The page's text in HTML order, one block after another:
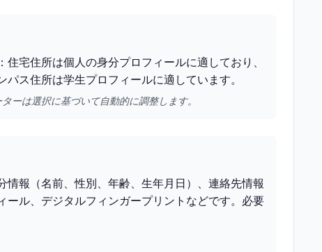
宅住所は個人の身分プロフィールに適しており、
ス住所は学生プロフィールに適しています。
ーは選択に基づいて自動的に調整します。
報（名前、性別、年齢、生年月日）、連絡先情報
ール、デジタルフィンガープリントなどです。必要